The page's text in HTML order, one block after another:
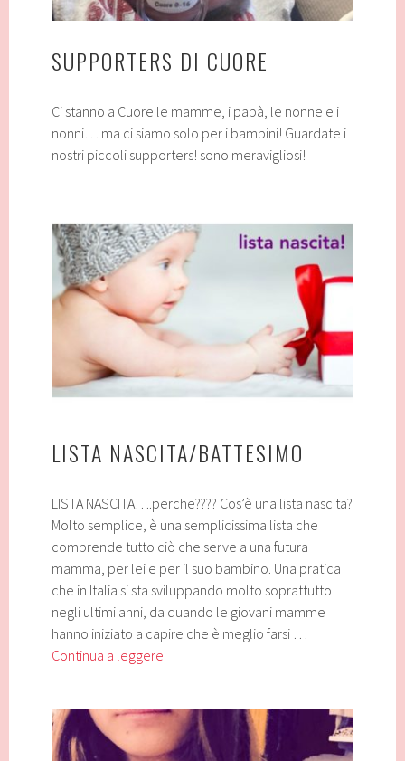
SUPPORTERS DI CUORE
Ci stanno a Cuore le mamme, i papà, le nonne e i
nonni… ma ci siamo solo per i bambini! Guardate i
nostri piccoli supporters! sono meravigliosi!
LISTA NASCITA/BATTESIMO
LISTA NASCITA….perche???? Cos’è una lista nascita?
Molto semplice, è una semplicissima lista che
comprende tutto ciò che serve a una futura
mamma, per lei e per il suo bambino. Una pratica
che in Italia si sta sviluppando molto soprattutto
negli ultimi anni, da quando le giovani mamme
hanno iniziato a capire che è meglio farsi …
Continua a leggere